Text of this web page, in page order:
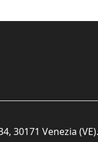
Venezia